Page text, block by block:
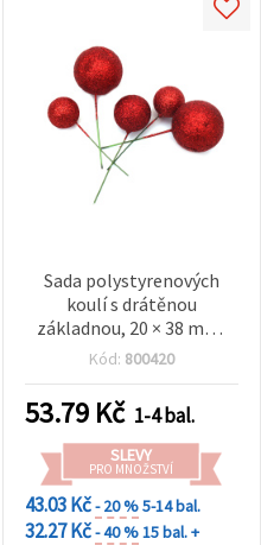
Sada polystyrenových
koulí s drátěnou
základnou, 20 × 38 mm,
červený třpytivý povrch –
Kód: 800420
53.79 Kč 1-4 bal.
SLEVY
PRO MNOŽSTVÍ
43.03 Kč- 20 %5-14 bal.
32.27 Kč- 40 %15 bal. +